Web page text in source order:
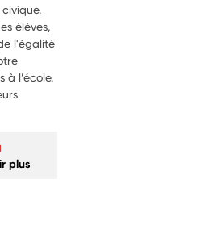
élèves,
l'égalité
à l’école.
plus